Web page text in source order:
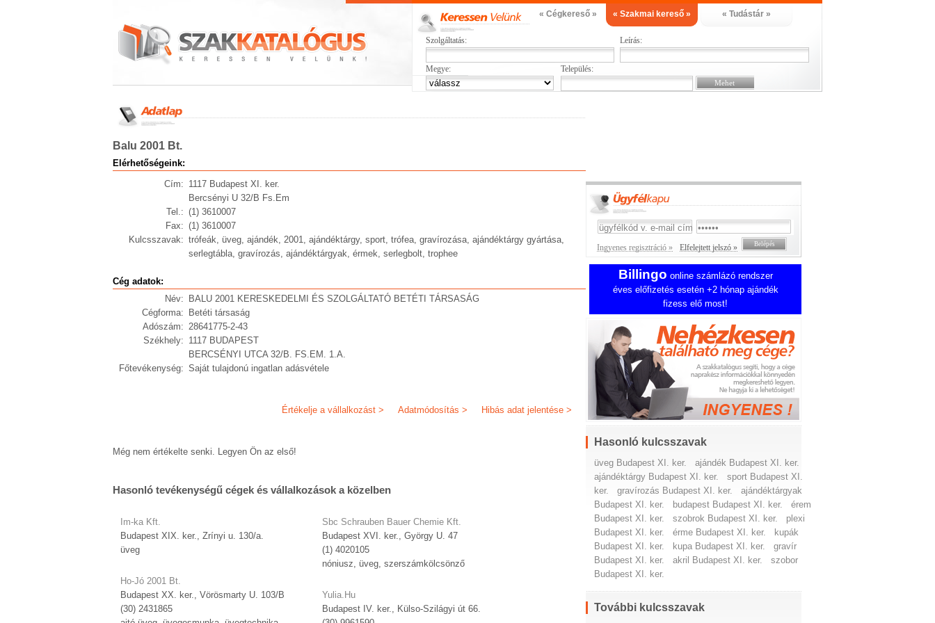
« Cégkereső » « Szakmai kereső » « Tudástár »
Szolgáltatás: Leírás:
Megye: Település:
Balu 2001 Bt.
Elérhetőségeink:
Cím: 1117 Budapest XI. ker.
Bercsényi U 32/B Fs.Em
Tel.: (1) 3610007
Fax: (1) 3610007
Kulcsszavak: trófeák, üveg, ajándék, 2001, ajándéktárgy, sport, trófea, gravírozása, ajándéktárgy gyártása,
serlegtábla, gravírozás, ajándéktárgyak, érmek, serlegbolt, trophee
Cég adatok:
Név:
BALU 2001 KERESKEDELMI ÉS SZOLGÁLTATÓ BETÉTI TÁRSASÁG
Cégforma:
Betéti társaság
Adószám: 28641775-2-43
Székhely: 1117 BUDAPEST
BERCSÉNYI UTCA 32/B. FS.EM. 1.A.
Főtevékenység: Saját tulajdonú ingatlan adásvétele
Hibás adat jelentése >
Adatmódosítás >
Értékelje a vállalkozást >
Még nem értékelte senki. Legyen Ön az első!
Hasonló tevékenységű cégek és vállalkozások a közelben
Im-ka Kft.
Budapest XIX. ker., Zrínyi u. 130/a.
üveg
Ho-Jó 2001 Bt.
Budapest XX. ker., Vörösmarty U. 103/B
(30) 2431865
Sbc Schrauben Bauer Chemie Kft.
Budapest XVI. ker., György U. 47
(1) 4020105
nóniusz, üveg, szerszámkölcsönző
Yulia.Hu
Budapest IV. ker., Külso-Szilágyi út 66.
Ingyenes regisztráció » Elfelejtett jelszó »
Billingo online számlázó rendszer
éves előfizetés esetén +2 hónap ajándék
fizess elő most!
Hasonló kulcsszavak
üveg Budapest XI. ker.
ajándék Budapest XI. ker.
ajándéktárgy Budapest XI. ker.
sport Budapest XI.
ker.
gravírozás Budapest XI. ker.
ajándéktárgyak
Budapest XI. ker.
budapest Budapest XI. ker.
érem
Budapest XI. ker.
szobrok Budapest XI. ker.
plexi
Budapest XI. ker.
érme Budapest XI. ker.
kupák
Budapest XI. ker.
kupa Budapest XI. ker.
gravír
Budapest XI. ker.
akril Budapest XI. ker.
szobor
Budapest XI. ker.
További kulcsszavak